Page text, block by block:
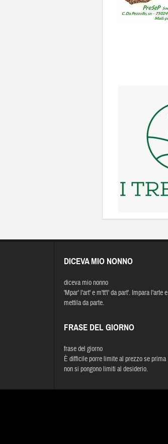
DICEVA MIO NONNO
diceva mio nonno
'Mpar' l'art' e m'tt'l' da part'. Impara l'arte e
mettila da parte.
FRASE DEL GIORNO
frase del giorno
È difficile porre limite al prezzo se prima
non si pongono limiti al desiderio.